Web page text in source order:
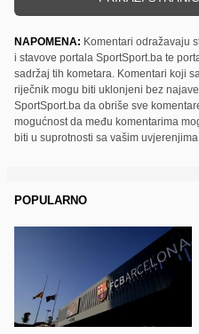
NAPOMENA: Komentari odražavaju
i stavove portala SportSport.ba te
sadržaj tih kometara. Komentari koji
riječnik mogu biti uklonjeni bez
SportSport.ba da obriše sve
mogućnost da među komentarima
biti u suprotnosti sa vašim
POPULARNO